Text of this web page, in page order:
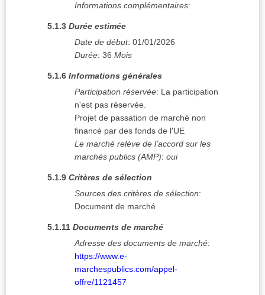
Informations complémentaires:
5.1.3 Durée estimée
Date de début: 01/01/2026
Durée: 36 Mois
5.1.6 Informations générales
Participation réservée: La participation
n'est pas réservée.
Projet de passation de marché non
financé par des fonds de l'UE
Le marché relève de l'accord sur les
marchés publics (AMP): oui
5.1.9 Critères de sélection
Sources des critères de sélection:
Document de marché
5.1.11 Documents de marché
Adresse des documents de marché:
https://www.e-
marchespublics.com/appel-
offre/1121457